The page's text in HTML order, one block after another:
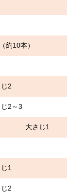
）
3
イル 大さじ1